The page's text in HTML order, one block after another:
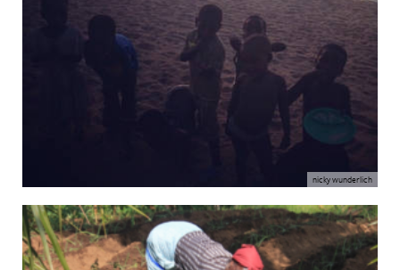
nicky wunderlich